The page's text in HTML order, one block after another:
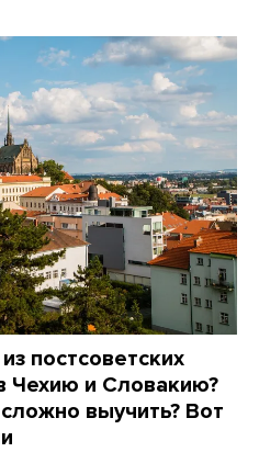
постсоветских
Чехию и Словакию?
выучить? Вот